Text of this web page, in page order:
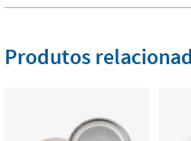
Produtos